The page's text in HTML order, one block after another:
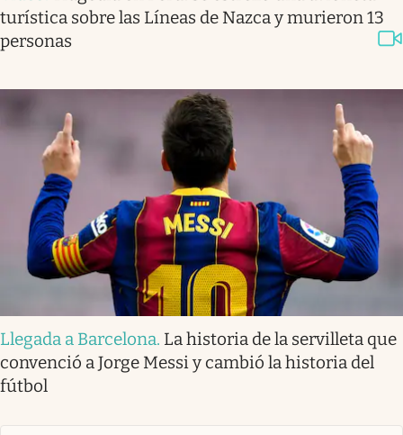
turística sobre las Líneas de Nazca y murieron 13
personas
Llegada a Barcelona. La historia de la servilleta que
convenció a Jorge Messi y cambió la historia del
fútbol